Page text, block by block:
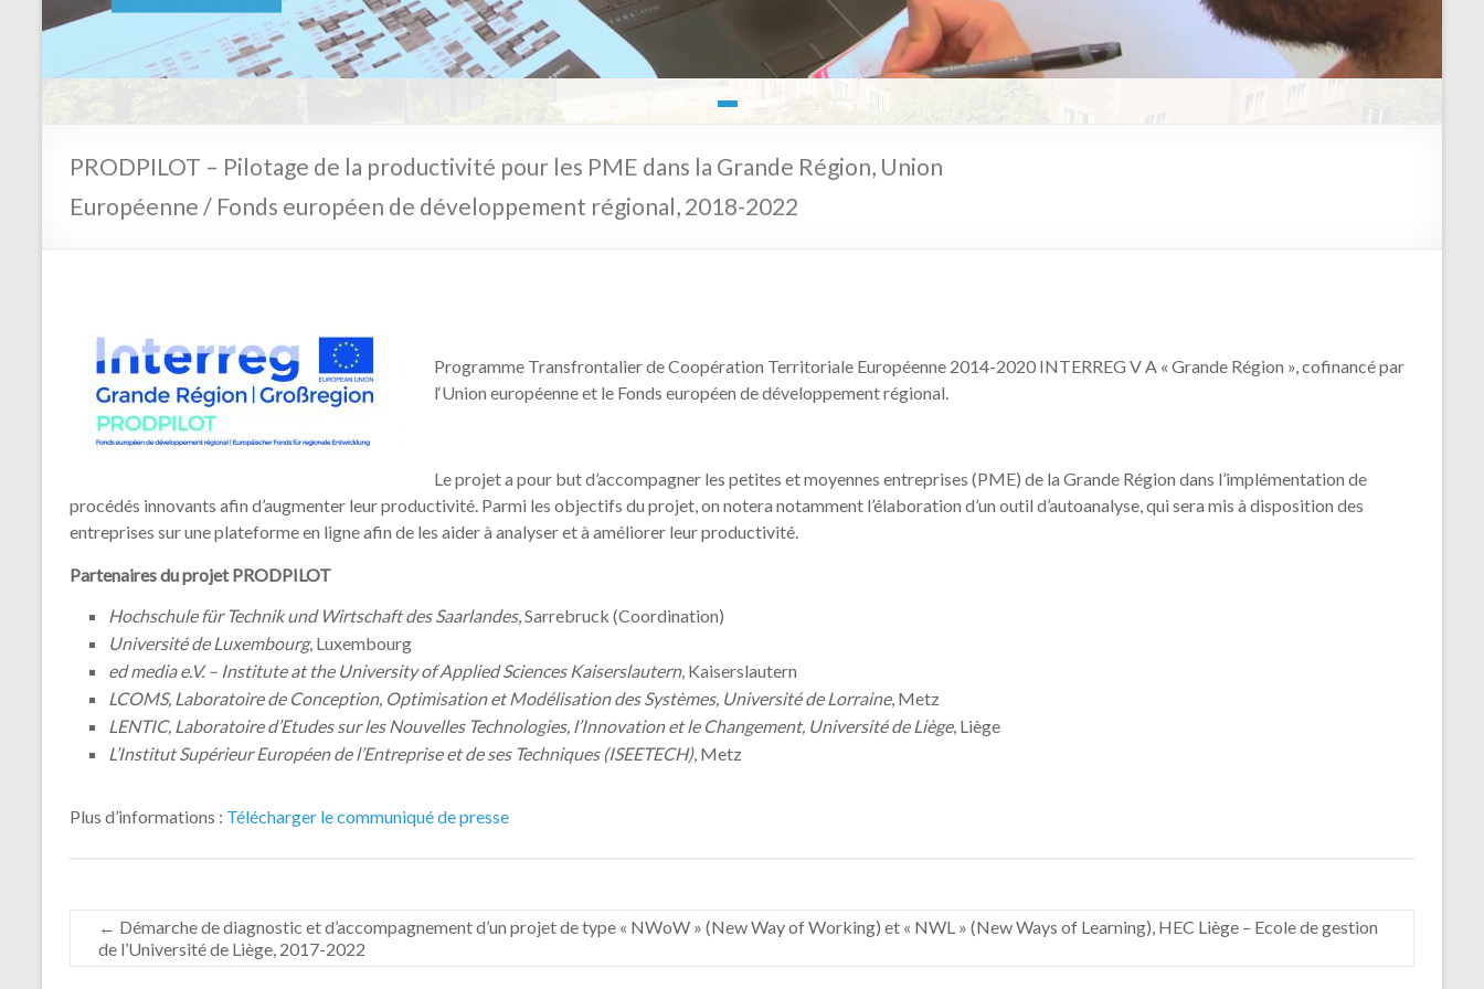
En savoir plus
PRODPILOT – Pilotage de la productivité pour les PME dans la Grande Région, Union
Européenne / Fonds européen de développement régional, 2018-2022
Programme Transfrontalier de Coopération Territoriale Européenne 2014-2020 INTERREG V A « Grande Région », cofinancé par
l‘Union européenne et le Fonds européen de développement régional.
Le projet a pour but d’accompagner les petites et moyennes entreprises (PME) de la Grande Région dans l’implémentation de
procédés innovants afin d’augmenter leur productivité. Parmi les objectifs du projet, on notera notamment l’élaboration d’un outil d’autoanalyse, qui sera mis à disposition des
entreprises sur une plateforme en ligne afin de les aider à analyser et à améliorer leur productivité.
Partenaires du projet PRODPILOT
Hochschule für Technik und Wirtschaft des Saarlandes, Sarrebruck (Coordination)
Université de Luxembourg, Luxembourg
ed media e.V. – Institute at the University of Applied Sciences Kaiserslautern, Kaiserslautern
LCOMS, Laboratoire de Conception, Optimisation et Modélisation des Systèmes, Université de Lorraine, Metz
LENTIC, Laboratoire d’Etudes sur les Nouvelles Technologies, l’Innovation et le Changement, Université de Liège, Liège
L’Institut Supérieur Européen de l’Entreprise et de ses Techniques (ISEETECH), Metz
Plus d’informations : Télécharger le communiqué de presse
← Démarche de diagnostic et d’accompagnement d’un projet de type « NWoW » (New Way of Working) et « NWL » (New Ways of Learning), HEC Liège – Ecole de gestion
de l’Université de Liège, 2017-2022